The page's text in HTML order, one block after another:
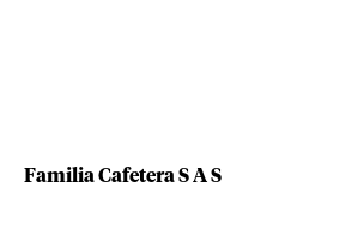
Familia Cafetera S A S